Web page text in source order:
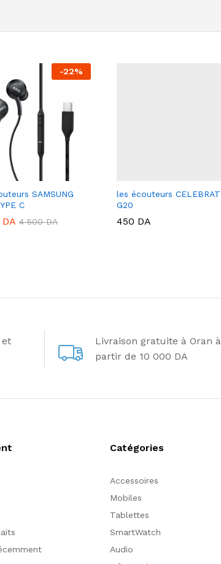
-22%
SAMSUNG
C
DA 4 500DA
les écouteurs CELEBRAT
G20
450 DA
et
Livraison gratuite à Oran à
partir de 10 000 DA
Catégories
Accessoires
Mobiles
Tablettes
SmartWatch
Audio